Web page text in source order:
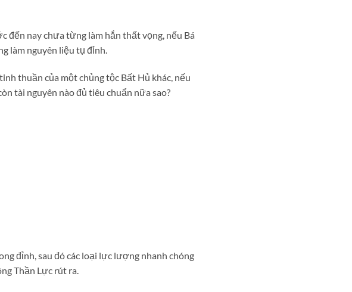
đến nay chưa từng làm hắn thất vọng, nếu Bá
làm nguyên liệu tụ đỉnh.
thuần của một chủng tộc Bất Hủ khác, nếu
tài nguyên nào đủ tiêu chuẩn nữa sao?
đỉnh, sau đó các loại lực lượng nhanh chóng
Thần Lực rút ra.